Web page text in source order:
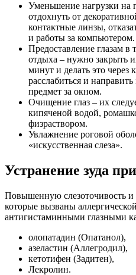
Уменьшение нагрузки на
отдохнуть от
контактные линзы,
и работы за компьютером.
Предоставление глазам в
отдыха – нужно закрыть
минут и делать это
расслабиться и
предмет за окном.
Очищение глаз – их
кипяченой водой,
физраствором.
Увлажнение роговой
«искусственная слеза».
Устранение зуда
Повышенную слезоточивость
которые вызваны
антигистаминными глазными
олопатадин (Опатанол),
азеластин (Аллегродил),
кетотифен (Задитен),
Лекролин.